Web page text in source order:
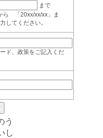
まで
「20xx/xx/xx」ま
してください。
ド、政策をご記入くだ
う
し